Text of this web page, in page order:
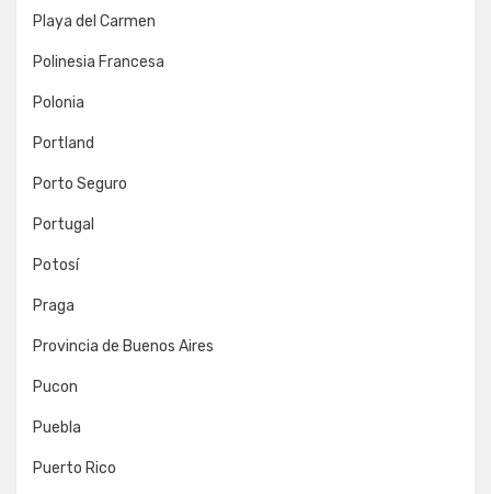
Playa del Carmen
Polinesia Francesa
Polonia
Portland
Porto Seguro
Portugal
Potosí
Praga
Provincia de Buenos Aires
Pucon
Puebla
Puerto Rico